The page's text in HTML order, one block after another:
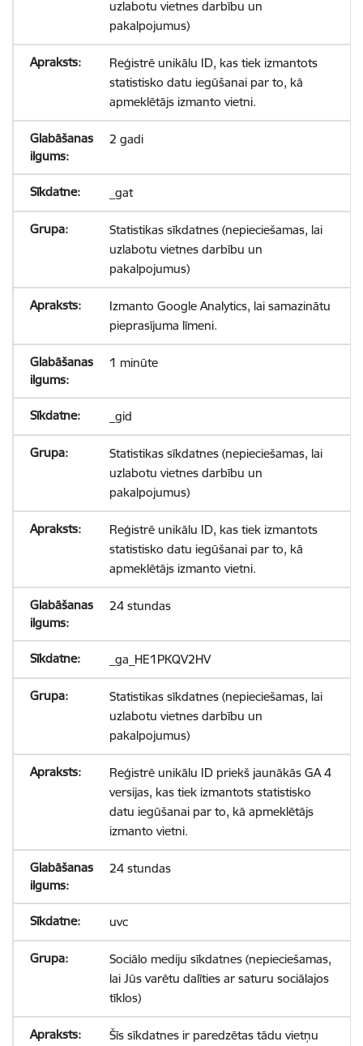
uzlabotu vietnes darbību un
pakalpojumus)
Reģistrē unikālu ID, kas tiek izmantots
statistisko datu iegūšanai par to, kā
apmeklētājs izmanto vietni.
2 gadi
_gat
Statistikas sīkdatnes (nepieciešamas, lai
uzlabotu vietnes darbību un
pakalpojumus)
Izmanto Google Analytics, lai samazinātu
pieprasījuma līmeni.
1 minūte
_gid
Statistikas sīkdatnes (nepieciešamas, lai
uzlabotu vietnes darbību un
pakalpojumus)
Reģistrē unikālu ID, kas tiek izmantots
statistisko datu iegūšanai par to, kā
apmeklētājs izmanto vietni.
24 stundas
_ga_HE1PKQV2HV
Statistikas sīkdatnes (nepieciešamas, lai
uzlabotu vietnes darbību un
pakalpojumus)
Reģistrē unikālu ID priekš jaunākās GA 4
versijas, kas tiek izmantots statistisko
datu iegūšanai par to, kā apmeklētājs
izmanto vietni.
24 stundas
uvc
Sociālo mediju sīkdatnes (nepieciešamas,
lai Jūs varētu dalīties ar saturu sociālajos
tīklos)
Šīs sīkdatnes ir paredzētas tādu vietņu